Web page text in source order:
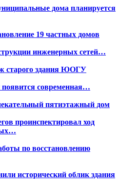
дома планируется
19 частных домов
инженерных сетей…
старого здания ЮОГУ
современная…
пятиэтажный дом
проинспектировал ход
по восстановлению
исторический облик здания